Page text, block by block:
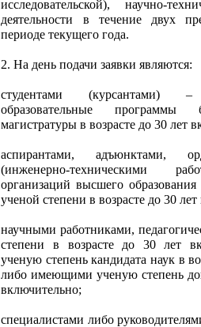
исследовательской), научно-
деятельности в течение двух
периоде текущего года.
2. На день подачи заявки являются:
студентами (курсантами)
образовательные программы
магистратуры в возрасте до 30 лет
аспирантами, адъюнктами,
(инженерно-техническими
организаций высшего
ученой степени в возрасте до 30
научными работниками,
степени в возрасте до 30 лет
ученую степень кандидата наук в
либо имеющими ученую степень
включительно;
специалистами либо